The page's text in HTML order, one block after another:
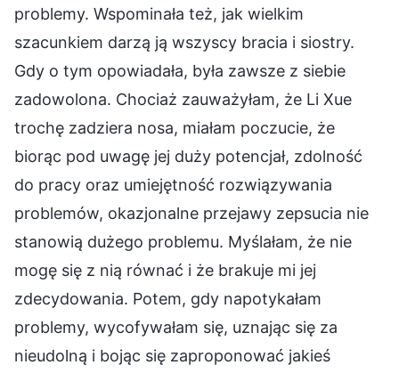
problemy. Wspominała też, jak wielkim
szacunkiem darzą ją wszyscy bracia i siostry.
Gdy o tym opowiadała, była zawsze z siebie
zadowolona. Chociaż zauważyłam, że Li Xue
trochę zadziera nosa, miałam poczucie, że
biorąc pod uwagę jej duży potencjał, zdolność
do pracy oraz umiejętność rozwiązywania
problemów, okazjonalne przejawy zepsucia nie
stanowią dużego problemu. Myślałam, że nie
mogę się z nią równać i że brakuje mi jej
zdecydowania. Potem, gdy napotykałam
problemy, wycofywałam się, uznając się za
nieudolną i bojąc się zaproponować jakieś